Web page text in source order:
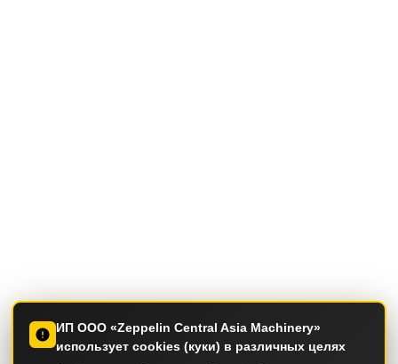
ИП ООО «Zeppelin Central Asia Machinery»
использует cookies (куки) в различных целях